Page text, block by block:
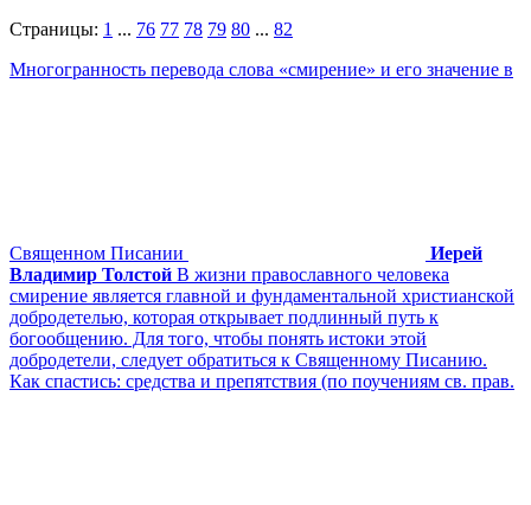
Страницы: 1 ... 76 77 78 79 80 ... 82
Многогранность перевода слова «смирение» и его значение в
Священном Писании
Иерей
Владимир Толстой В жизни православного человека
смирение является главной и фундаментальной христианской
добродетелью, которая открывает подлинный путь к
богообщению. Для того, чтобы понять истоки этой
добродетели, следует обратиться к Священному Писанию.
Как спастись: средства и препятствия (по поучениям св. прав.